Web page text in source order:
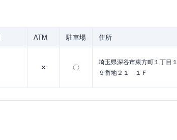
ATM 駐車場 住所
✕ 〇
埼玉県深谷市東方町１丁目１
９番地２１ １Ｆ